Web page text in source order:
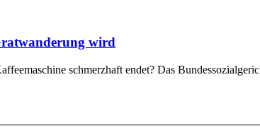
wird
schmerzhaft endet? Das